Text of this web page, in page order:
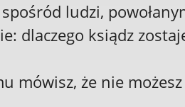
ludzi,
dlaczego ksiądz
mówisz, że nie